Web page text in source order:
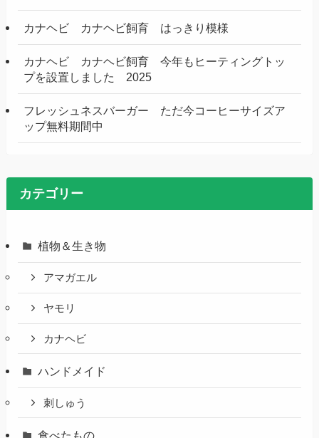
カナヘビ カナヘビ飼育 はっきり模様
カナヘビ カナヘビ飼育 今年もヒーティングトッ
プを設置しました 2025
フレッシュネスバーガー ただ今コーヒーサイズア
ップ無料期間中
カテゴリー
植物＆生き物
アマガエル
ヤモリ
カナヘビ
ハンドメイド
刺しゅう
食べたもの